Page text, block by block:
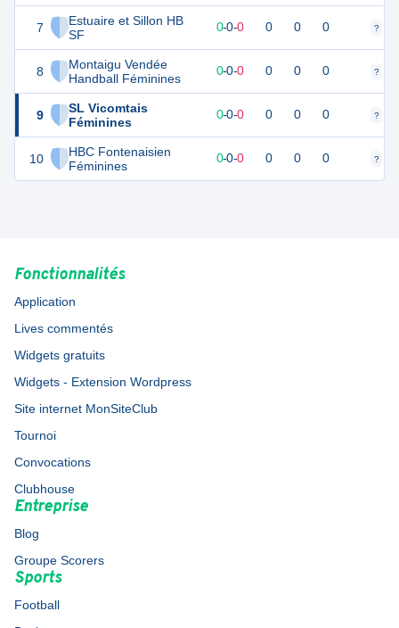
7
Estuaire et Sillon HB
SF
8
Montaigu Vendée
Handball Féminines
9
SL Vicomtais
Féminines
10
HBC Fontenaisien
Féminines
0 0-0-0 0 0 0 ?
0 0-0-0 0 0 0 ?
0-0-0 0 0 0 ?
0 0-0-0 0 0 0 ?
Fonctionnalités
Application
Lives commentés
Widgets gratuits
Widgets - Extension Wordpress
Site internet MonSiteClub
Tournoi
Convocations
Clubhouse
Entreprise
Blog
Groupe Scorers
Sports
Football